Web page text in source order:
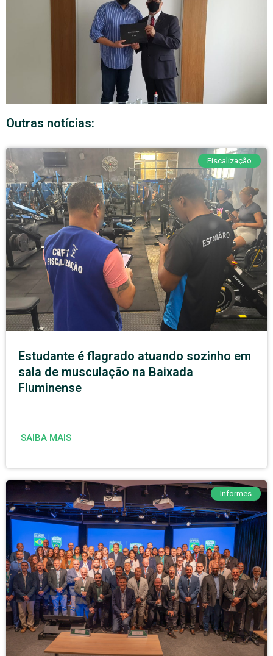
Outras notícias:
Fiscalização
Estudante é flagrado atuando sozinho em
sala de musculação na Baixada
Fluminense
SAIBA MAIS
Informes